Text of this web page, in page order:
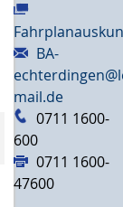
BA-
mail.de
0711 1600-
600
0711 1600-
47600